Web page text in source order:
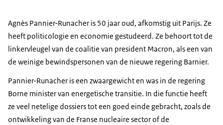
Agnès Pannier-Runacher is 50 jaar oud, afkomstig uit Parijs. Ze
heeft politicologie en economie gestudeerd. Ze behoort tot de
linkervleugel van de coalitie van president Macron, als een van
de weinige bewindspersonen van de nieuwe regering Barnier.
Pannier-Runacher is een zwaargewicht en was in de regering
Borne minister van energetische transitie. In die functie heeft
ze veel netelige dossiers tot een goed einde gebracht, zoals de
ontwikkeling van de Franse nucleaire sector of de